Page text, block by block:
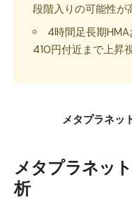
段階入りの可能性が
4時間足長期
410円付近まで上昇
メタプラネッ
メタプラネッ
析